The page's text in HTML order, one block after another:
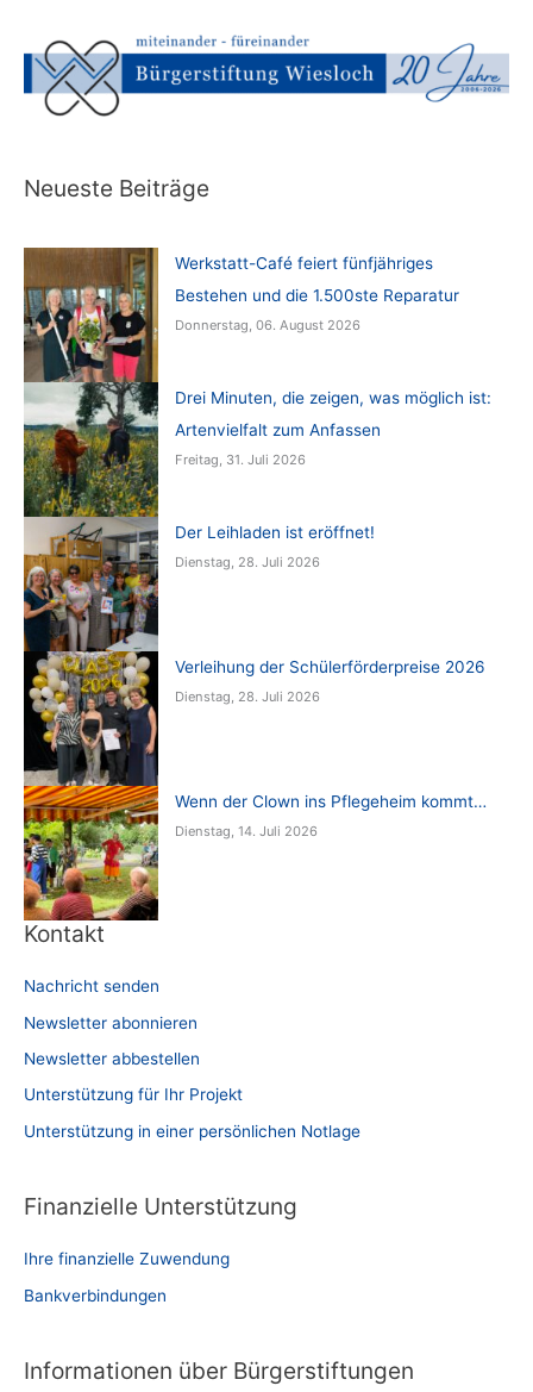
Neueste Beiträge
Werkstatt-Café feiert fünfjähriges
Bestehen und die 1.500ste Reparatur
Donnerstag, 06. August 2026
Drei Minuten, die zeigen, was möglich ist:
Artenvielfalt zum Anfassen
Freitag, 31. Juli 2026
Der Leihladen ist eröffnet!
Dienstag, 28. Juli 2026
Verleihung der Schülerförderpreise 2026
Dienstag, 28. Juli 2026
Wenn der Clown ins Pflegeheim kommt…
Dienstag, 14. Juli 2026
Kontakt
Nachricht senden
Newsletter abonnieren
Newsletter abbestellen
Unterstützung für Ihr Projekt
Unterstützung in einer persönlichen Notlage
Finanzielle Unterstützung
Ihre finanzielle Zuwendung
Bankverbindungen
Informationen über Bürgerstiftungen